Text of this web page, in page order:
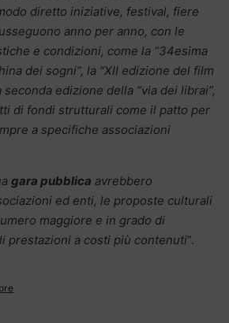
diretto iniziative, festival, fiere
anno per anno, con le
e condizioni, come la “34esima
dei sogni”, la “XII edizione del film
seconda edizione della “via dei librai”,
di fondi strutturali come il patto per
a specifiche associazioni
gara pubblica avrebbero
ed enti, le proposte culturali
maggiore e in grado di
prestazioni a costi più contenuti“.